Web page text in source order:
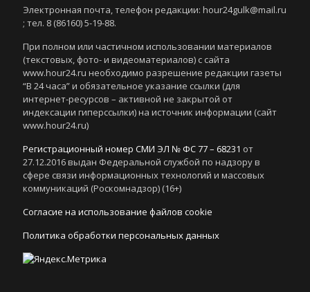
Электронная почта, телефон редакции: hour24gulk@mail.ru
; тел. 8 (86160) 5-19-88.
При полном или частичном использовании материалов
(текстовых, фото- и видеоматериалов) с сайта
www.hour24.ru необходимо разрешение редакции газеты
“В 24 часа” и обязательное указание ссылки (для
интернет-ресурсов – активной не закрытой от
индексации гиперссылки) на источник информации (сайт
www.hour24.ru)
Регистрационный номер СМИ ЭЛ № ФС 77 – 68231 от
27.12.2016 выдан Федеральной службой по надзору в
сфере связи информационных технологий и массовых
коммуникаций (Роскомнадзор) (16+)
Согласие на использование файлов cookie
Политика обработки персональных данных